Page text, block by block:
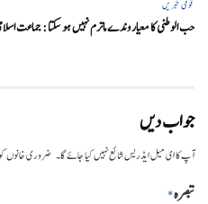
قومی خبریں
حب الوطنی کا معیار وندے ماترم نہیں ہو سکتا : جماعت
جواب دیں
آپ کا ای میل ایڈریس شائع نہیں کیا جائے گا۔ ضروری خانوں
تبصرہ*